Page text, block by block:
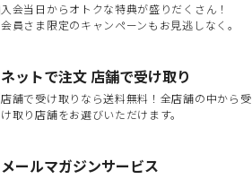
入会当日からオトクな特典が盛りだくさん！
会員さま限定のキャンペーンもお見逃しなく。
ネットで注文 店舗で受け取り
店舗で受け取りなら送料無料！全店舗の中から受
け取り店舗をお選びいただけます。
メールマガジンサービス